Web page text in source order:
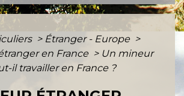
> Étranger - Europe >
en France > Un mineur
il travailler en France ?